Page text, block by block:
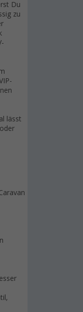
Du
zu
lässt